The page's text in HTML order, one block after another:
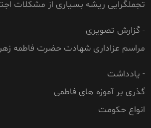
تجملگرایی ریشه بسیاری از مشکلات
- گزارش تصویری
مراسم عزاداری شهادت حضرت فاطمه زهرا
- یادداشت
گذری بر آموزه های فاطمی
انواع حکومت